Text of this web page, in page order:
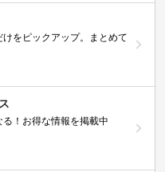
をピックアップ。まとめて
！お得な情報を掲載中